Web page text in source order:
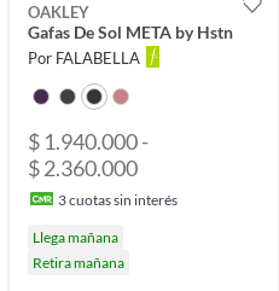
OAKLEY
Gafas De Sol META by Hstn
Por FALABELLA
$ 1.940.000 -
$ 2.360.000
3cuotas sin interés
Llega mañana
Retira mañana